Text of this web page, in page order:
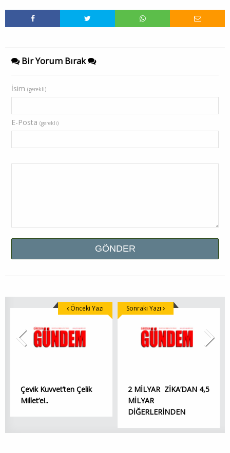
Bir Yorum Bırak
İsim (gerekli)
E-Posta (gerekli)
Çevik Kuvvet’ten Çelik
Millet’e!..
Önceki Yazı
2 MİLYAR ZİKA’DAN 4,5
MİLYAR
DİĞERLERİNDEN
Sonraki Yazı